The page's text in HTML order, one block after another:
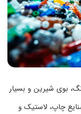
بوی شیرین و بسیار
چاپ، لاستیک و